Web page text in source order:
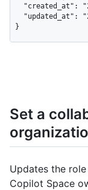
}
Set a
Updates the
Copilot Space